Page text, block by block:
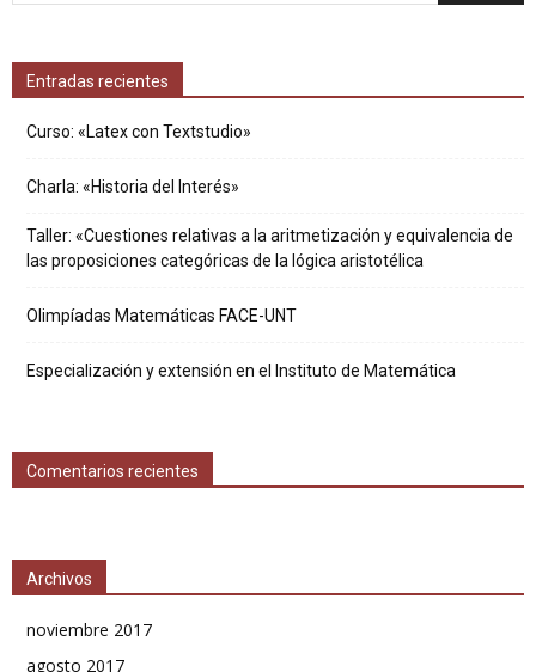
Entradas recientes
Curso: «Latex con Textstudio»
Charla: «Historia del Interés»
Taller: «Cuestiones relativas a la aritmetización y equivalencia de
las proposiciones categóricas de la lógica aristotélica
Olimpíadas Matemáticas FACE-UNT
Especialización y extensión en el Instituto de Matemática
Comentarios recientes
Archivos
noviembre 2017
agosto 2017